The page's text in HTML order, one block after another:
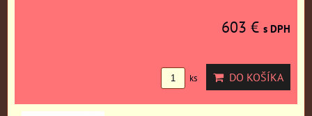
603 € s DPH
ks DO KOŠÍKA